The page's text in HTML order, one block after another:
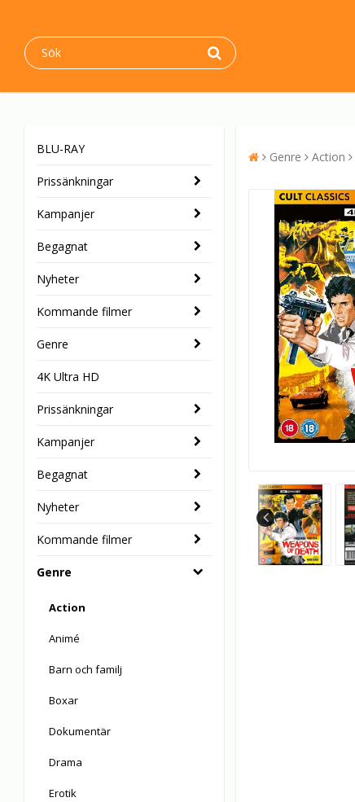
BLU-RAY
Prissänkningar
Kampanjer
Begagnat
Nyheter
Kommande filmer
Genre
4K Ultra HD
Prissänkningar
Kampanjer
Begagnat
Nyheter
Kommande filmer
Genre
Action
Animé
Barn och familj
Boxar
Dokumentär
Drama
Erotik
Genre Action